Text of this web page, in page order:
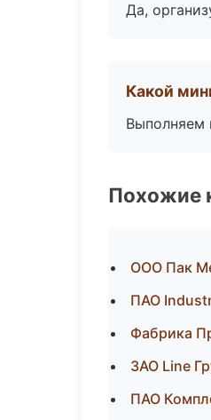
Да,
Какой
Выполняем
Похожие
ООО Пак
ПАО
Фабрика
ЗАО Line
ПАО